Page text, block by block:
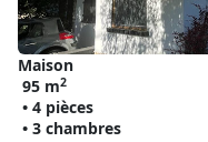
Maison
95 m2
• 4 pièces
• 3 chambres